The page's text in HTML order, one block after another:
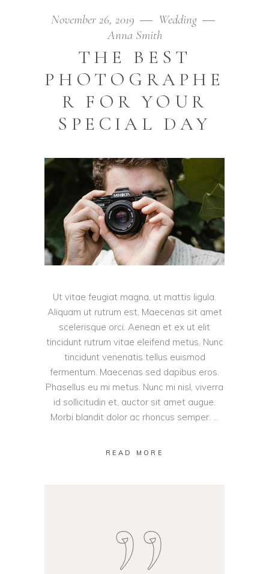
November 26, 2019
Wedding
Anna Smith
THE BEST
PHOTOGRAPHE
R FOR YOUR
SPECIAL DAY
Ut vitae feugiat magna, ut mattis ligula.
Aliquam ut rutrum est. Maecenas sit amet
scelerisque orci. Aenean et ex ut elit
tincidunt rutrum vitae eleifend metus. Nunc
tincidunt venenatis tellus euismod
fermentum. Maecenas sed dapibus eros.
Phasellus eu mi metus. Nunc mi nisl, viverra
id sollicitudin et, auctor sit amet augue.
Morbi blandit dolor ac rhoncus semper.
READ MORE